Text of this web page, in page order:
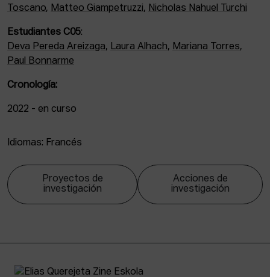
Toscano, Matteo Giampetruzzi, Nicholas Nahuel Turchi
Estudiantes C05:
Deva Pereda Areizaga, Laura Alhach, Mariana Torres,
Paul Bonnarme
Cronología:
2022 - en curso
Idiomas: Francés
Proyectos de
investigación
Acciones de
investigación